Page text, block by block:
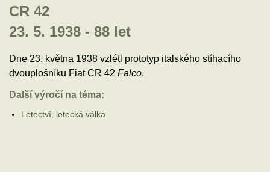
CR 42
23. 5. 1938 - 88 let
Dne 23. května 1938 vzlétl prototyp italského stíhacího
dvouplošníku Fiat CR 42 Falco.
Další výročí na téma:
Letectví, letecká válka